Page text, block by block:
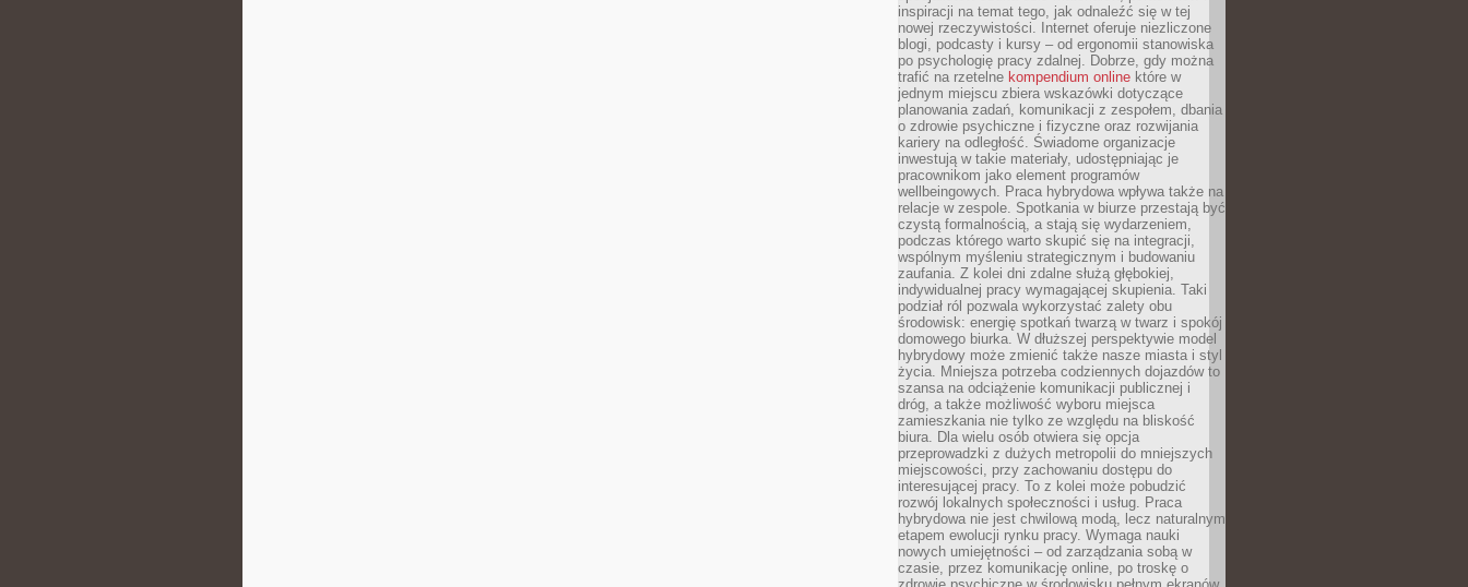
inspiracji na temat tego, jak odnaleźć się w tej
nowej rzeczywistości. Internet oferuje niezliczone
blogi, podcasty i kursy – od ergonomii stanowiska
po psychologię pracy zdalnej. Dobrze, gdy można
trafić na rzetelne kompendium online które w
jednym miejscu zbiera wskazówki dotyczące
planowania zadań, komunikacji z zespołem, dbania
o zdrowie psychiczne i fizyczne oraz rozwijania
kariery na odległość. Świadome organizacje
inwestują w takie materiały, udostępniając je
pracownikom jako element programów
wellbeingowych. Praca hybrydowa wpływa także na
relacje w zespole. Spotkania w biurze przestają być
czystą formalnością, a stają się wydarzeniem,
podczas którego warto skupić się na integracji,
wspólnym myśleniu strategicznym i budowaniu
zaufania. Z kolei dni zdalne służą głębokiej,
indywidualnej pracy wymagającej skupienia. Taki
podział ról pozwala wykorzystać zalety obu
środowisk: energię spotkań twarzą w twarz i spokój
domowego biurka. W dłuższej perspektywie model
hybrydowy może zmienić także nasze miasta i styl
życia. Mniejsza potrzeba codziennych dojazdów to
szansa na odciążenie komunikacji publicznej i
dróg, a także możliwość wyboru miejsca
zamieszkania nie tylko ze względu na bliskość
biura. Dla wielu osób otwiera się opcja
przeprowadzki z dużych metropolii do mniejszych
miejscowości, przy zachowaniu dostępu do
interesującej pracy. To z kolei może pobudzić
rozwój lokalnych społeczności i usług. Praca
hybrydowa nie jest chwilową modą, lecz naturalnym
etapem ewolucji rynku pracy. Wymaga nauki
nowych umiejętności – od zarządzania sobą w
czasie, przez komunikację online, po troskę o